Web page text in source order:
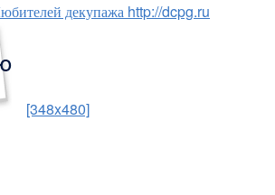
декупажа http://dcpg.ru
[348x480]